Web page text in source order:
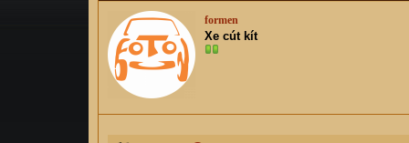
r
e
r
formen
Xe cút kít